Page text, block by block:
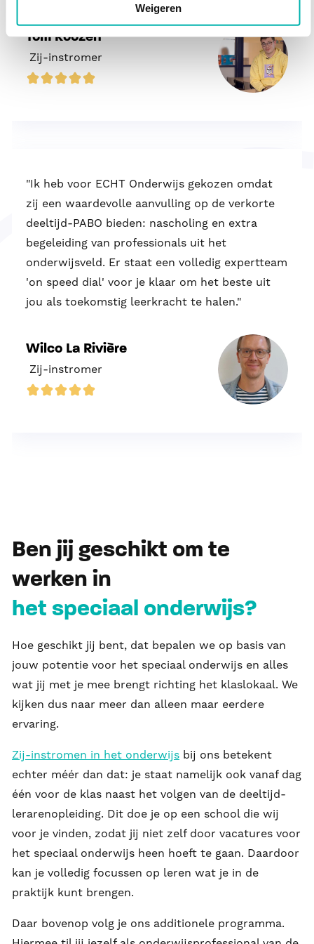
Weigeren
Tom Roozen
Zij-instromer
"Ik heb voor ECHT Onderwijs gekozen omdat
zij een waardevolle aanvulling op de verkorte
deeltijd-PABO bieden: nascholing en extra
begeleiding van professionals uit het
onderwijsveld. Er staat een volledig expertteam
'on speed dial' voor je klaar om het beste uit
jou als toekomstig leerkracht te halen."
Wilco La Rivière
Zij-instromer
Ben jij geschikt om te
werken in
het speciaal onderwijs?
Hoe geschikt jij bent, dat bepalen we op basis van
jouw potentie voor het speciaal onderwijs en alles
wat jij met je mee brengt richting het klaslokaal. We
kijken dus naar meer dan alleen maar eerdere
ervaring.
Zij-instromen in het onderwijs bij ons betekent
echter méér dan dat: je staat namelijk ook vanaf dag
één voor de klas naast het volgen van de deeltijd-
lerarenopleiding. Dit doe je op een school die wij
voor je vinden, zodat jij niet zelf door vacatures voor
het speciaal onderwijs heen hoeft te gaan. Daardoor
kan je volledig focussen op leren wat je in de
praktijk kunt brengen.
Daar bovenop volg je ons additionele programma.